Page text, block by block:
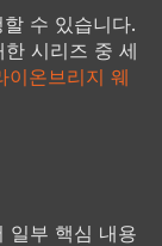
수 있습니다.
시리즈 중 세
이온브리지 웨
일부 핵심 내용